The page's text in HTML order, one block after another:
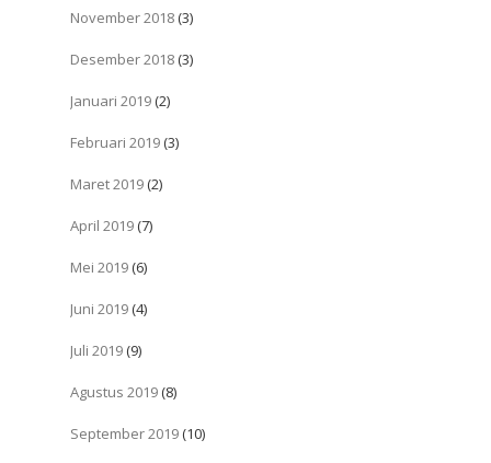
November 2018 (3)
Desember 2018 (3)
Januari 2019 (2)
Februari 2019 (3)
Maret 2019 (2)
April 2019 (7)
Mei 2019 (6)
Juni 2019 (4)
Juli 2019 (9)
Agustus 2019 (8)
September 2019 (10)